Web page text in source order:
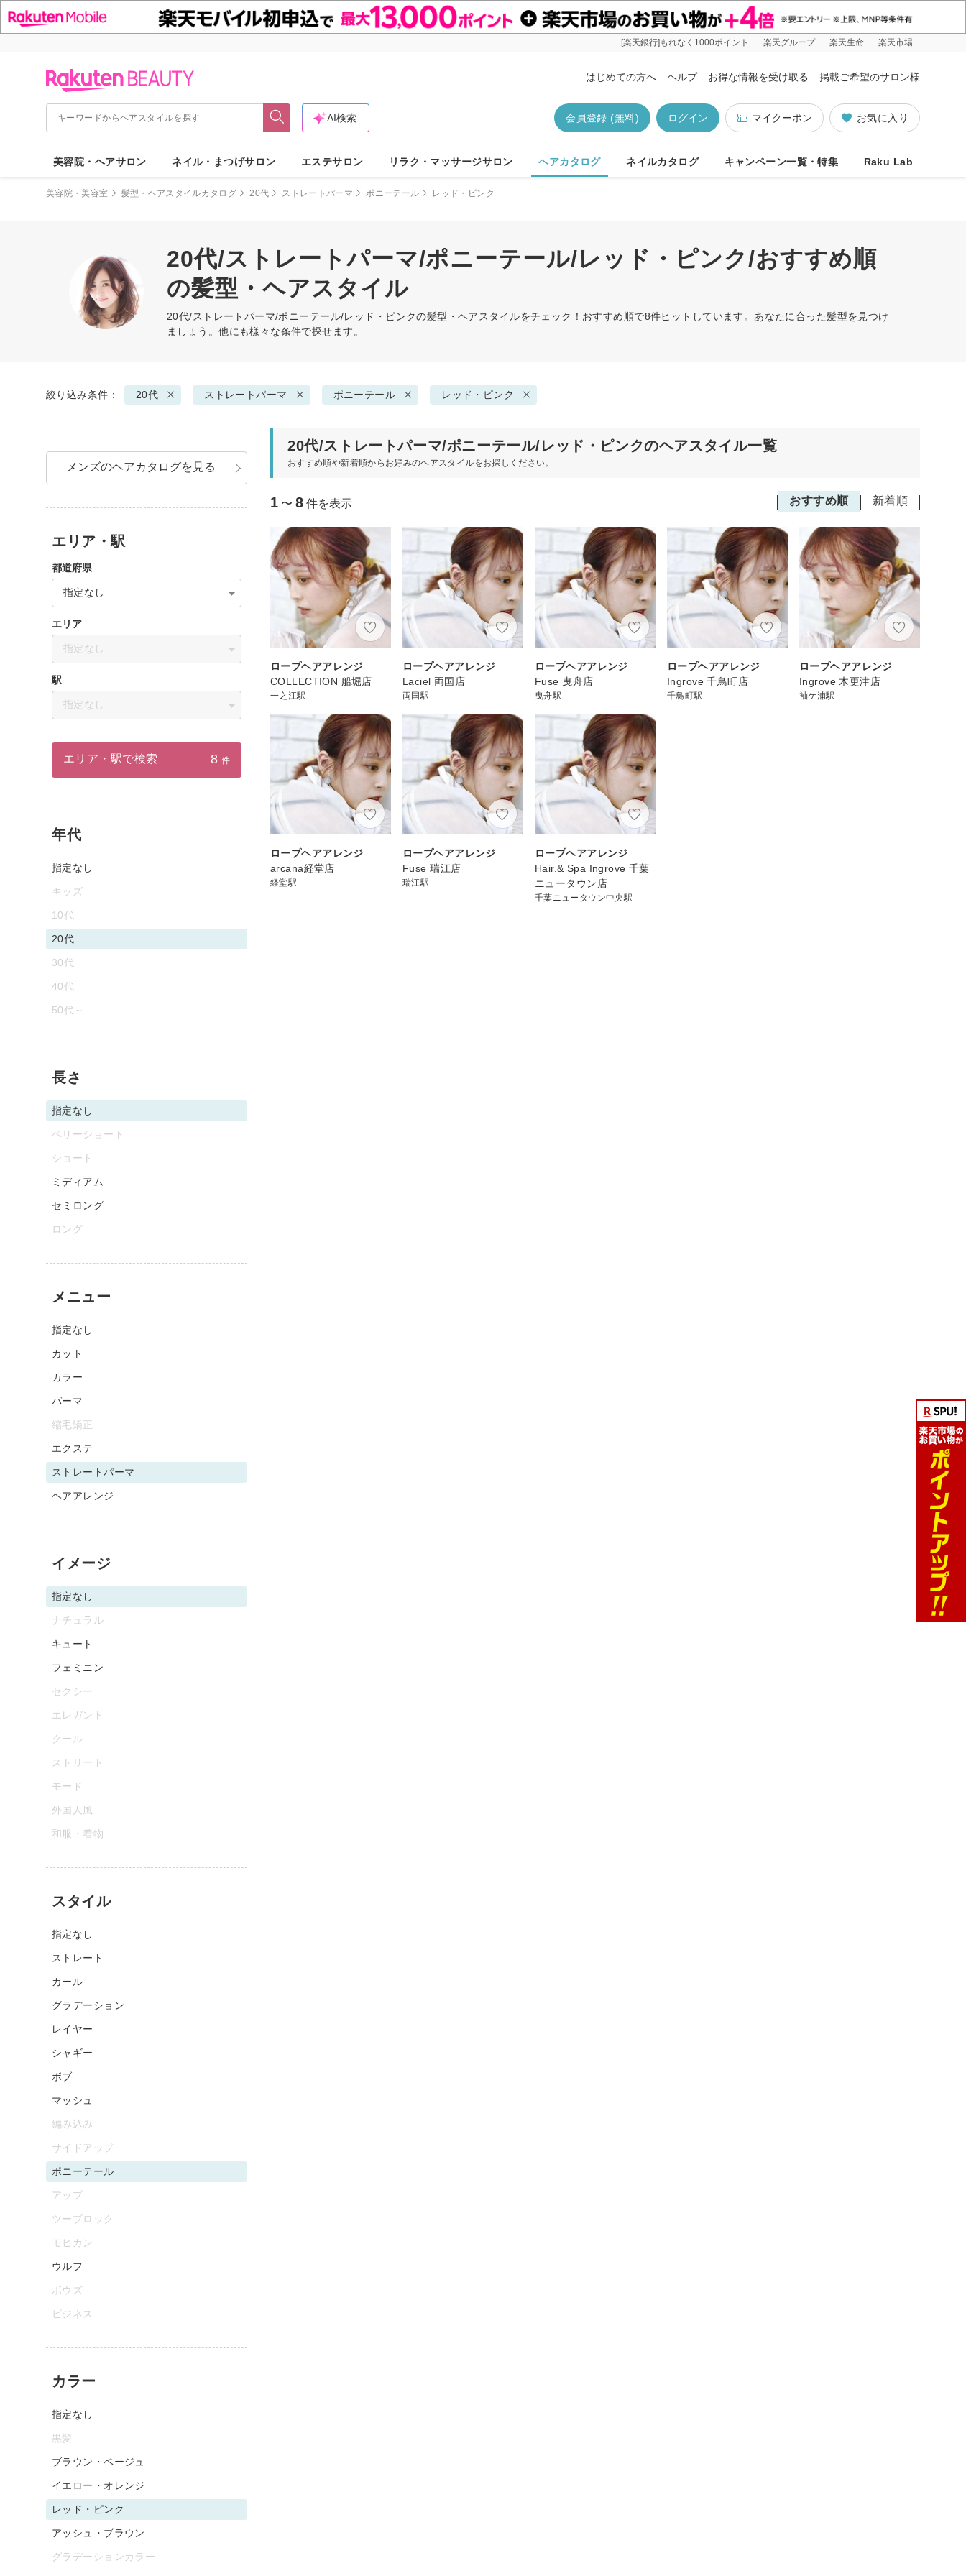
[楽天銀行]もれなく1000ポイント 楽天グループ 楽天生命 楽天市場
はじめての方へ ヘルプ お得な情報を受け取る 掲載ご希望のサロン様
お気に入り
マイクーポン
ログイン
会員登録 (無料)
AI検索
美容院・ヘアサロン ネイル・まつげサロン エステサロン リラク・マッサージサロン ヘアカタログ ネイルカタログ キャンペーン一覧・特集 Raku Lab
美容院・美容室 髪型・ヘアスタイルカタログ 20代 ストレートパーマ ポニーテール レッド・ピンク
20代/ストレートパーマ/ポニーテール/レッド・ピンク/おすすめ順
の髪型・ヘアスタイル
20代/ストレートパーマ/ポニーテール/レッド・ピンクの髪型・ヘアスタイルをチェック！おすすめ順で8件ヒットしています。あなたに合った髪型を見つけ
ましょう。他にも様々な条件で探せます。
絞り込み条件： 20代 ストレートパーマ ポニーテール レッド・ピンク
20代/ストレートパーマ/ポニーテール/レッド・ピンクのヘアスタイル一覧
おすすめ順や新着順からお好みのヘアスタイルをお探しください。
おすすめ順 新着順
1 〜 8 件を表示
ロープヘアアレンジ
COLLECTION 船堀店
一之江駅
ロープヘアアレンジ
Laciel 両国店
両国駅
ロープヘアアレンジ
Fuse 曳舟店
曳舟駅
ロープヘアアレンジ
Ingrove 千鳥町店
千鳥町駅
ロープヘアアレンジ
Ingrove 木更津店
袖ケ浦駅
ロープヘアアレンジ
arcana経堂店
経堂駅
ロープヘアアレンジ
Fuse 瑞江店
瑞江駅
ロープヘアアレンジ
Hair.& Spa Ingrove 千葉
ニュータウン店
千葉ニュータウン中央駅
メンズのヘアカタログを見る
エリア・駅
都道府県
指定なし
エリア
指定なし
駅
指定なし
エリア・駅で検索 8 件
年代
指定なし
キッズ
10代
20代
30代
40代
50代～
長さ
指定なし
ベリーショート
ショート
ミディアム
セミロング
ロング
メニュー
指定なし
カット
カラー
パーマ
縮毛矯正
エクステ
ストレートパーマ
ヘアアレンジ
イメージ
指定なし
ナチュラル
キュート
フェミニン
セクシー
エレガント
クール
ストリート
モード
外国人風
和服・着物
スタイル
指定なし
ストレート
カール
グラデーション
レイヤー
シャギー
ボブ
マッシュ
編み込み
サイドアップ
ポニーテール
アップ
ツーブロック
モヒカン
ウルフ
ボウズ
ビジネス
カラー
指定なし
黒髪
ブラウン・ベージュ
イエロー・オレンジ
レッド・ピンク
アッシュ・ブラウン
グラデーションカラー